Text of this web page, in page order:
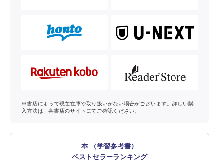
※書店によって現在在庫や取り扱いがない場合がございます。詳しい購
入方法は、各書店のサイトにてご確認ください。
本 （学習参考書）
ベストセラーランキング